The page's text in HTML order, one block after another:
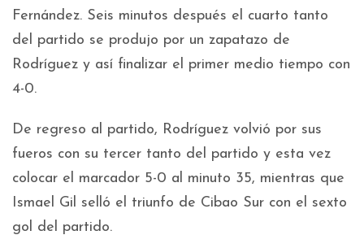
Fernández. Seis minutos después el cuarto tanto
del partido se produjo por un zapatazo de
Rodríguez y así finalizar el primer medio tiempo con
4-0.
De regreso al partido, Rodríguez volvió por sus
fueros con su tercer tanto del partido y esta vez
colocar el marcador 5-0 al minuto 35, mientras que
Ismael Gil selló el triunfo de Cibao Sur con el sexto
gol del partido.